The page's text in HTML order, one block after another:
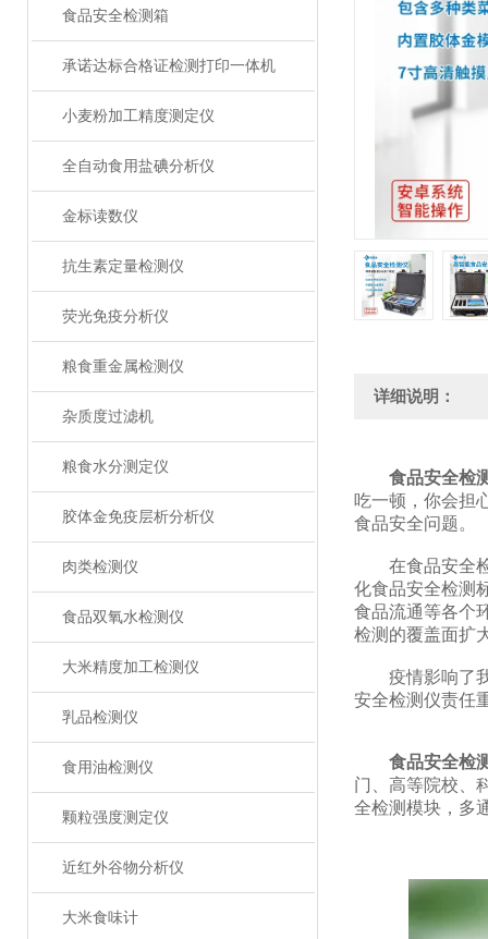
食品安全检测箱
承诺达标合格证检测打印一体机
小麦粉加工精度测定仪
全自动食用盐碘分析仪
金标读数仪
抗生素定量检测仪
荧光免疫分析仪
粮食重金属检测仪
杂质度过滤机
粮食水分测定仪
胶体金免疫层析分析仪
肉类检测仪
食品双氧水检测仪
大米精度加工检测仪
乳品检测仪
食用油检测仪
颗粒强度测定仪
近红外谷物分析仪
大米食味计
详细说明：
食品安全检
吃一顿，你会担
食品安全问题。
在食品安全检
化食品安全检测
食品流通等各个
检测的覆盖面扩
疫情影响了我
安全检测仪责任
食品安全检
门、高等院校、
全检测模块，多